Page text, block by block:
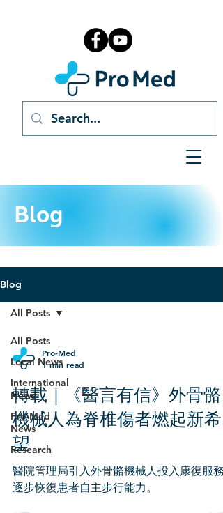
Blog
Blog
All Posts
Local News
International
News
Pro-Med
News
Research
All Posts
Pro-Med
1 min read
轉載｜《醫言有信》外骨骼
機械人為脊椎傷者燃起新希
望
醫院管理局引入外骨骼機械人投入康復服務
逐步恢復患者自主步行能力。